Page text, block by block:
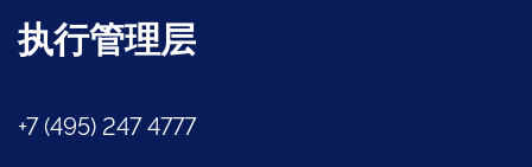
执行管理层
+7 (495) 247 4777